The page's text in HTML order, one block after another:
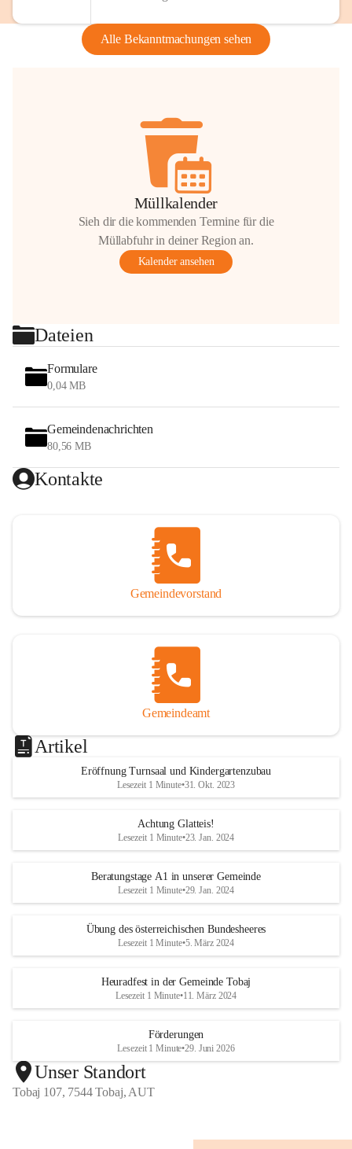
Alle Bekanntmachungen sehen
Müllkalender
Sieh dir die kommenden Termine für die
Müllabfuhr in deiner Region an.
Kalender ansehen
Dateien
Formulare
0,04 MB
Gemeindenachrichten
80,56 MB
Kontakte
Gemeindevorstand
Gemeindeamt
Artikel
Eröffnung Turnsaal und Kindergartenzubau
Lesezeit 1 Minute•31. Okt. 2023
Achtung Glatteis!
Lesezeit 1 Minute•23. Jan. 2024
Beratungstage A1 in unserer Gemeinde
Lesezeit 1 Minute•29. Jan. 2024
Übung des österreichischen Bundesheeres
Lesezeit 1 Minute•5. März 2024
Heuradfest in der Gemeinde Tobaj
Lesezeit 1 Minute•11. März 2024
Förderungen
Lesezeit 1 Minute•29. Juni 2026
Unser Standort
Tobaj 107, 7544 Tobaj, AUT